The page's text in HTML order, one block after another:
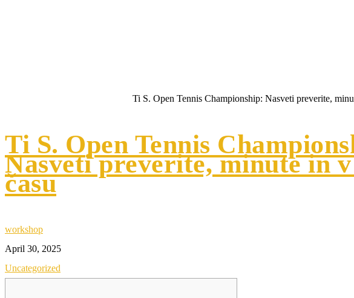
Ti S. Open Tennis Championship: Nasveti preverite,
Ti S. Open Tennis
Nasveti preverite, minute in
času
workshop
April 30, 2025
Uncategorized